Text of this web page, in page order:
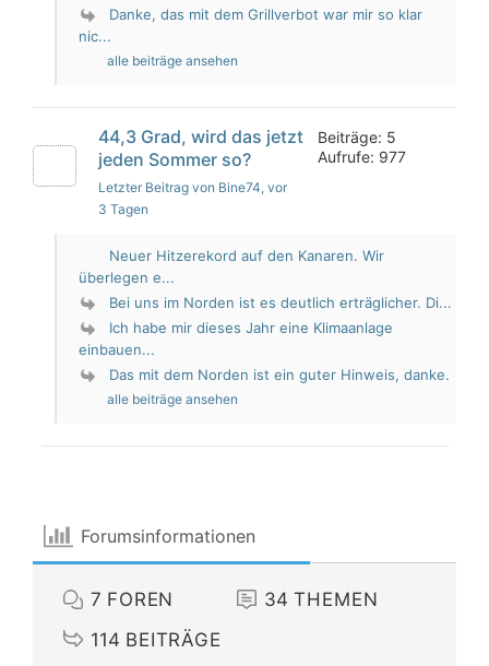
Danke, das mit dem Grillverbot war mir so klar
nic...
alle beiträge ansehen
44,3 Grad, wird das jetzt
jeden Sommer so?
Letzter Beitrag von Bine74, vor
3 Tagen
Beiträge: 5
Aufrufe: 977
Neuer Hitzerekord auf den Kanaren. Wir
überlegen e...
Bei uns im Norden ist es deutlich erträglicher. Di...
Ich habe mir dieses Jahr eine Klimaanlage
einbauen...
Das mit dem Norden ist ein guter Hinweis, danke.
alle beiträge ansehen
Forumsinformationen
7 FOREN 34 THEMEN
114 BEITRÄGE